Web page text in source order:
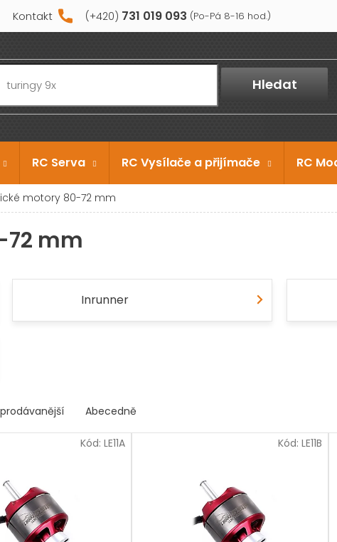
731 019 093
Kontakt
Hledat
RC Serva RC Vysílače a přijímače RC
motory 80-72 mm
72 mm
Inrunner
Abecedně
Kód: LE11A Kód: LE11B